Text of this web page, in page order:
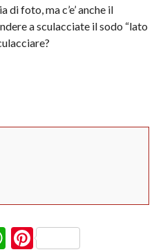
foto, ma c’e’ anche il
a sculacciate il sodo “lato
WhatsApp
Pinterest